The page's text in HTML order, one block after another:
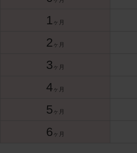
1 ヶ月
2 ヶ月
3 ヶ月
4 ヶ月
5 ヶ月
6 ヶ月